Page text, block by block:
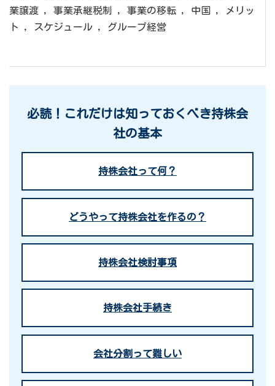
業譲渡 , 事業承継税制 , 事業の移転 , 中国 ,
メリッ
ト
, スケジュール , グループ経営
必読！これだけは知っておくべき持株会
社の基本
持株会社って何？
どうやって持株会社を作るの？
持株会社検討事項
持株会社手続き
会社分割って難しい